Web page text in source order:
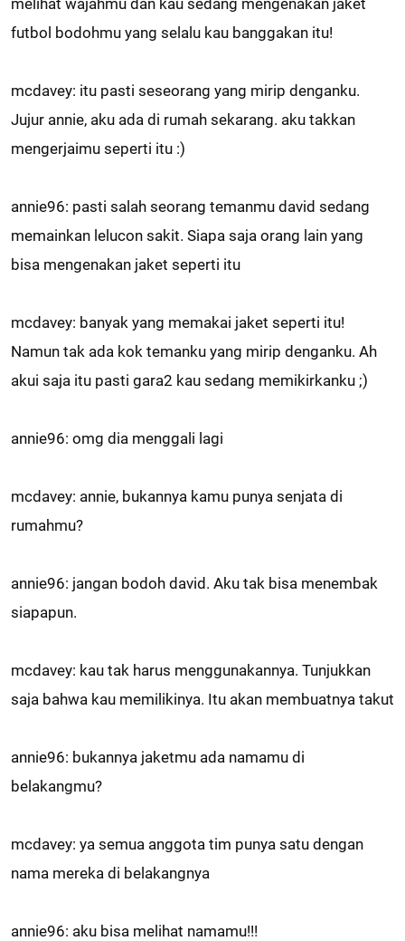
futbol bodohmu yang selalu kau banggakan itu!
mcdavey: itu pasti seseorang yang mirip denganku.
Jujur annie, aku ada di rumah sekarang. aku takkan
mengerjaimu seperti itu :)
annie96: pasti salah seorang temanmu david sedang
memainkan lelucon sakit. Siapa saja orang lain yang
bisa mengenakan jaket seperti itu
mcdavey: banyak yang memakai jaket seperti itu!
Namun tak ada kok temanku yang mirip denganku. Ah
akui saja itu pasti gara2 kau sedang memikirkanku ;)
annie96: omg dia menggali lagi
mcdavey: annie, bukannya kamu punya senjata di
rumahmu?
annie96: jangan bodoh david. Aku tak bisa menembak
siapapun.
mcdavey: kau tak harus menggunakannya. Tunjukkan
saja bahwa kau memilikinya. Itu akan membuatnya takut
annie96: bukannya jaketmu ada namamu di
belakangmu?
mcdavey: ya semua anggota tim punya satu dengan
nama mereka di belakangnya
annie96: aku bisa melihat namamu!!!